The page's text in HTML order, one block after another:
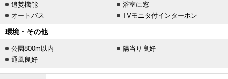
追焚機能
浴室に窓
オートバス
TVモニタ付インターホン
環境・その他
公園800m以内
陽当り良好
通風良好